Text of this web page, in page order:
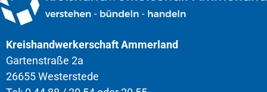
Kreishandwerkerschaft Ammerland
Gartenstraße 2a
26655 Westerstede